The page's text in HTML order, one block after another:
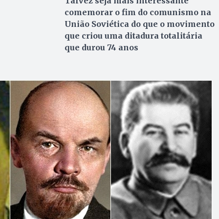
comemorar o fim do comunismo na
União Soviética do que o movimento
que criou uma ditadura totalitária
que durou 74 anos